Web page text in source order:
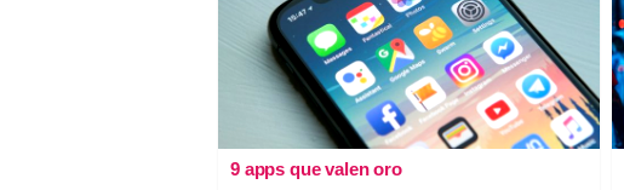
9 apps que valen oro